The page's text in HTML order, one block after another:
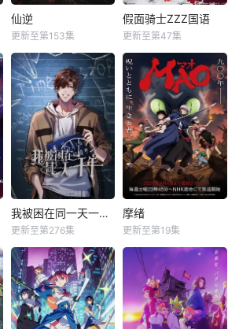
仙逆
更新至第153集
假面骑士ZZZ国语
更新至第47集
我被困在同一天一千年动态漫
更新至第276集
摩绪
更新至第19集